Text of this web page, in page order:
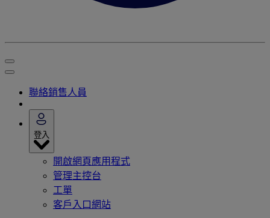
聯絡銷售人員
登入
開啟網頁應用程式
管理主控台
工單
客戶入口網站